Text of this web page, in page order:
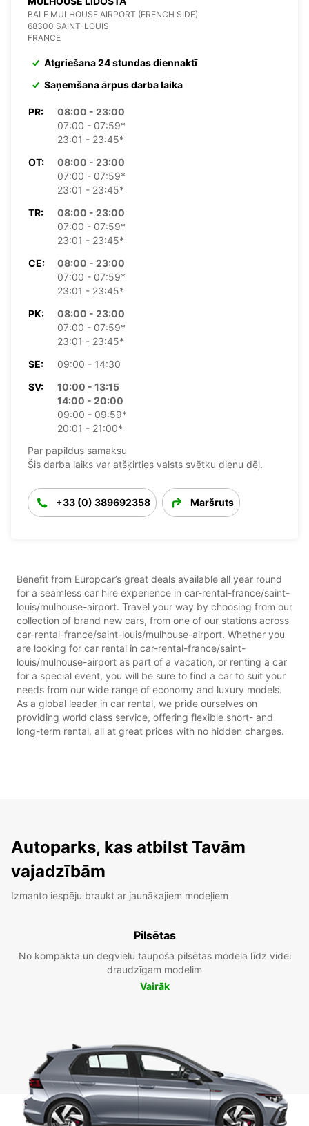
BALE MULHOUSE AIRPORT (FRENCH SIDE)
68300 SAINT-LOUIS
FRANCE
Atgriešana 24 stundas diennaktī
Saņemšana ārpus darba laika
PR:
08:00 - 23:00
07:00 - 07:59*
23:01 - 23:45*
OT:
08:00 - 23:00
07:00 - 07:59*
23:01 - 23:45*
TR:
08:00 - 23:00
07:00 - 07:59*
23:01 - 23:45*
CE:
08:00 - 23:00
07:00 - 07:59*
23:01 - 23:45*
PK:
08:00 - 23:00
07:00 - 07:59*
23:01 - 23:45*
SE:
09:00 - 14:30
SV:
10:00 - 13:15
14:00 - 20:00
09:00 - 09:59*
20:01 - 21:00*
Par papildus samaksu
Šis darba laiks var atšķirties valsts svētku dienu dēļ.
+33 (0) 389692358 Maršruts
Benefit from Europcar’s great deals available all year round
for a seamless car hire experience in car-rental-france/saint-
louis/mulhouse-airport. Travel your way by choosing from our
collection of brand new cars, from one of our stations across
car-rental-france/saint-louis/mulhouse-airport. Whether you
are looking for car rental in car-rental-france/saint-
louis/mulhouse-airport as part of a vacation, or renting a car
for a special event, you will be sure to find a car to suit your
needs from our wide range of economy and luxury models.
As a global leader in car rental, we pride ourselves on
providing world class service, offering flexible short- and
long-term rental, all at great prices with no hidden charges.
Autoparks, kas atbilst Tavām
vajadzībām
Izmanto iespēju braukt ar jaunākajiem modeļiem
Pilsētas
No kompakta un degvielu taupoša pilsētas modeļa līdz videi
draudzīgam modelim
Vairāk